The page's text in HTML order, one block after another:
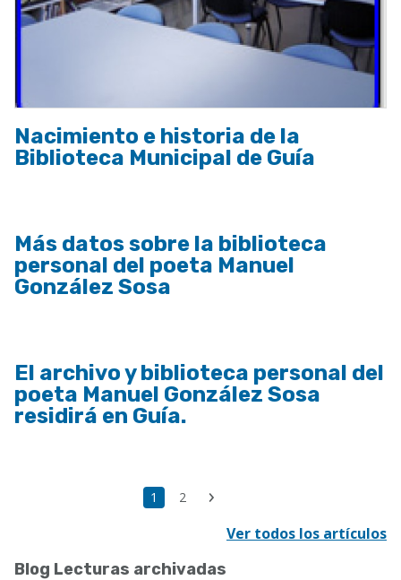
Blog Lecturas archivadas
Nacimiento e historia de la
Biblioteca Municipal de Guía
Más datos sobre la biblioteca
personal del poeta Manuel
González Sosa
El archivo y biblioteca personal del
poeta Manuel González Sosa
residirá en Guía.
Página
1 Page
2
Ver todos los artículos